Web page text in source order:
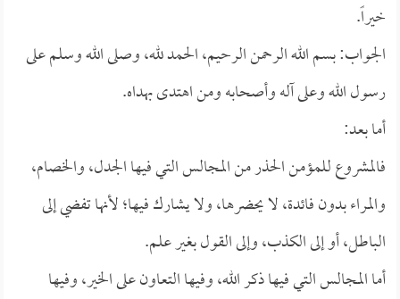
خيراً.
الجواب: بسم الله الرحمن الرحيم، الحمد لله، وصلى الله وسلم على
رسول الله وعلى آله وأصحابه ومن اهتدى بهداه.
أما بعد:
فالمشروع للمؤمن الحذر من المجالس التي فيها الجدل، والخصام،
والمراء بدون فائدة، لا يحضرها، ولا يشارك فيها؛ لأنها تفضي إلى
الباطل، أو إلى الكذب، وإلى القول بغير علم.
أما المجالس التي فيها ذكر الله، وفيها التعاون على الخير، وفيها